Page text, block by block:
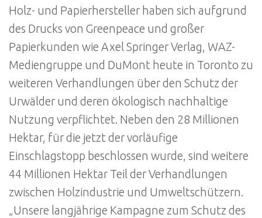
Holz- und Papierhersteller haben sich aufgrund
des Drucks von Greenpeace und großer
Papierkunden wie Axel Springer Verlag, WAZ-
Mediengruppe und DuMont heute in Toronto zu
weiteren Verhandlungen über den Schutz der
Urwälder und deren ökologisch nachhaltige
Nutzung verpflichtet. Neben den 28 Millionen
Hektar, für die jetzt der vorläufige
Einschlagstopp beschlossen wurde, sind weitere
44 Millionen Hektar Teil der Verhandlungen
zwischen Holzindustrie und Umweltschützern.
„Unsere langjährige Kampagne zum Schutz des